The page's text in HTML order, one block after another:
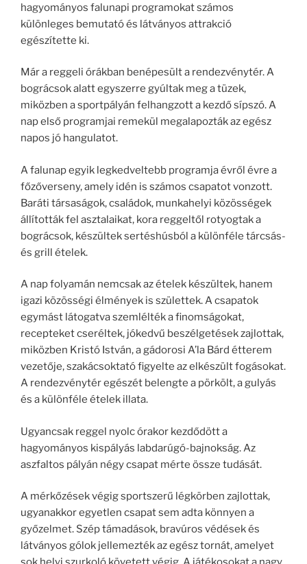
hagyományos falunapi programokat számos
különleges bemutató és látványos attrakció
egészítette ki.
Már a reggeli órákban benépesült a rendezvénytér. A
bográcsok alatt egyszerre gyúltak meg a tüzek,
miközben a sportpályán felhangzott a kezdő sípszó. A
nap első programjai remekül megalapozták az egész
napos jó hangulatot.
A falunap egyik legkedveltebb programja évről évre a
főzőverseny, amely idén is számos csapatot vonzott.
Baráti társaságok, családok, munkahelyi közösségek
állították fel asztalaikat, kora reggeltől rotyogtak a
bográcsok, készültek sertéshúsból a különféle tárcsás-
és grill ételek.
A nap folyamán nemcsak az ételek készültek, hanem
igazi közösségi élmények is születtek. A csapatok
egymást látogatva szemlélték a finomságokat,
recepteket cseréltek, jókedvű beszélgetések zajlottak,
miközben Kristó István, a gádorosi A’la Bárd étterem
vezetője, szakácsoktató figyelte az elkészült fogásokat.
A rendezvénytér egészét belengte a pörkölt, a gulyás
és a különféle ételek illata.
Ugyancsak reggel nyolc órakor kezdődött a
hagyományos kispályás labdarúgó-bajnokság. Az
aszfaltos pályán négy csapat mérte össze tudását.
A mérkőzések végig sportszerű légkörben zajlottak,
ugyanakkor egyetlen csapat sem adta könnyen a
győzelmet. Szép támadások, bravúros védések és
látványos gólok jellemezték az egész tornát, amelyet